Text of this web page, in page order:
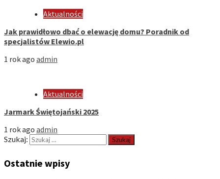
Aktualności
Jak prawidłowo dbać o elewację domu? Poradnik od
specjalistów Elewio.pl
1 rok ago admin
Aktualności
Jarmark Świętojański 2025
1 rok ago admin
Szukaj:
Ostatnie wpisy